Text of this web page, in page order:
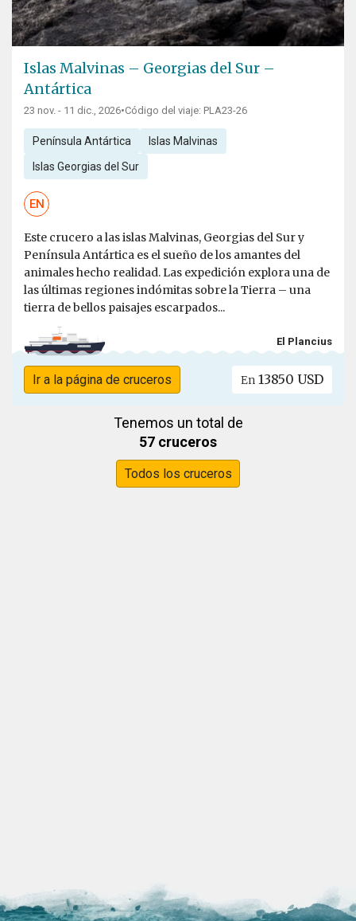
Islas Malvinas – Georgias del Sur –
Antártica
23 nov. - 11 dic., 2026•Código del viaje: PLA23-26
Península Antártica Islas Malvinas
Islas Georgias del Sur
EN
Este crucero a las islas Malvinas, Georgias del Sur y
Península Antártica es el sueño de los amantes del
animales hecho realidad. Las expedición explora una de
las últimas regiones indómitas sobre la Tierra – una
tierra de bellos paisajes escarpados...
El Plancius
Ir a la página de cruceros En 13850 USD
Tenemos un total de
57 cruceros
Todos los cruceros